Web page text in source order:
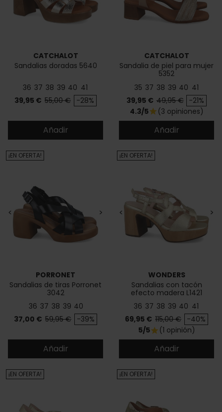
CATCHALOT
Sandalias doradas 5640
36 37 38 39 40 41
Precio
39,95 € Precio base
55,00 € -28%
Añadir
CATCHALOT
Sandalia de piel para mujer
5352
35 37 38 39 40 41
Precio
39,95 € Precio base
49,95 € -21%
4.3/5star (3 opiniones)
Añadir
< >
PORRONET
Sandalias de tiras Porronet
3042
36 37 38 39 40
Precio
37,00 € Precio base
59,95 € -39%
¡EN OFERTA!
Añadir
< >
WONDERS
Sandalias con tacón
efecto madera L1421
36 37 38 39 40 41
Precio
69,95 € Precio base
115,00 € -40%
¡EN OFERTA!
5/5star (1 opinión)
Añadir
¡EN OFERTA! ¡EN OFERTA!